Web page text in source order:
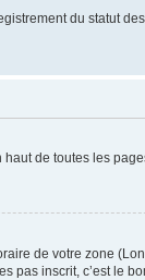
du statut
de toutes les
de votre zone
pas inscrit, c’est le